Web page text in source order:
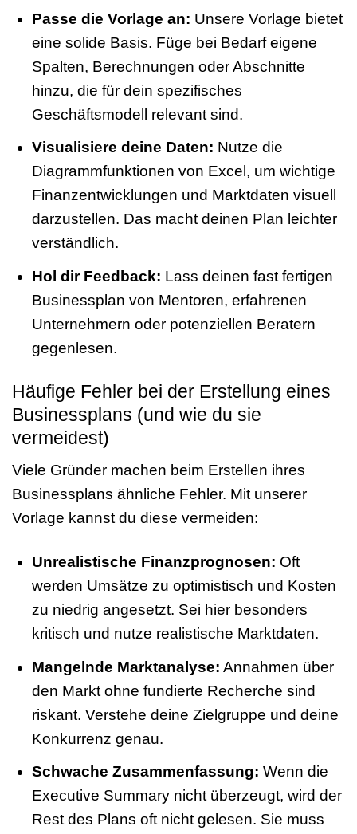
Passe die Vorlage an: Unsere Vorlage bietet
eine solide Basis. Füge bei Bedarf eigene
Spalten, Berechnungen oder Abschnitte
hinzu, die für dein spezifisches
Geschäftsmodell relevant sind.
Visualisiere deine Daten: Nutze die
Diagrammfunktionen von Excel, um wichtige
Finanzentwicklungen und Marktdaten visuell
darzustellen. Das macht deinen Plan leichter
verständlich.
Hol dir Feedback: Lass deinen fast fertigen
Businessplan von Mentoren, erfahrenen
Unternehmern oder potenziellen Beratern
gegenlesen.
Häufige Fehler bei der Erstellung eines
Businessplans (und wie du sie
vermeidest)
Viele Gründer machen beim Erstellen ihres
Businessplans ähnliche Fehler. Mit unserer
Vorlage kannst du diese vermeiden:
Unrealistische Finanzprognosen: Oft
werden Umsätze zu optimistisch und Kosten
zu niedrig angesetzt. Sei hier besonders
kritisch und nutze realistische Marktdaten.
Mangelnde Marktanalyse: Annahmen über
den Markt ohne fundierte Recherche sind
riskant. Verstehe deine Zielgruppe und deine
Konkurrenz genau.
Schwache Zusammenfassung: Wenn die
Executive Summary nicht überzeugt, wird der
Rest des Plans oft nicht gelesen. Sie muss